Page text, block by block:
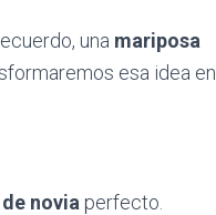
una mariposa
esa idea en
novia perfecto.